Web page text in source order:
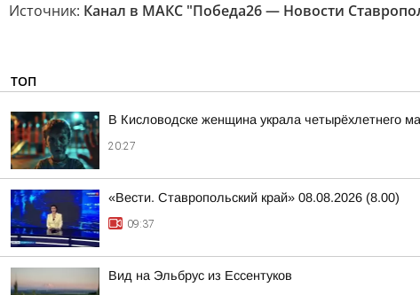
Источник: Канал в МАКС "Победа26 — Новости
ТОП
В Кисловодске женщина украла четырёхлетнего
20:27
«Вести. Ставропольский край» 08.08.2026 (8.00)
09:37
Вид на Эльбрус из Ессентуков